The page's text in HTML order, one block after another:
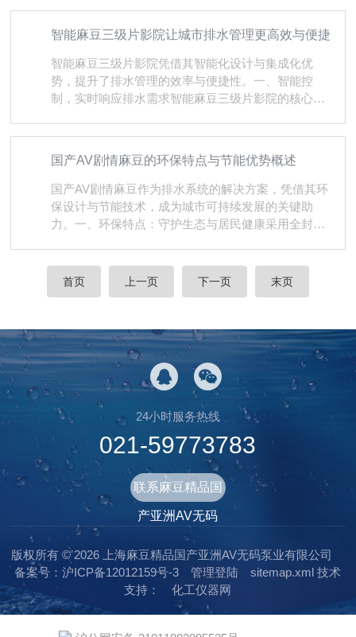
体化预制结构，筒体与内部组件经过精密匹配，减少
水流阻力与能量损耗，确保污水在输送过程中保持高
效流动性。水泵选型与布局经过优化，通过流体力学
分析与实验验证，使设备在较佳工况点运行，提升单
位能耗下的污水输送量。智能控制系统实时监测水位
与流量变化，动态调整水泵的启停与运行状态，确保
智能麻豆三级片影院让城市排水管理更高效与便捷
智能麻豆三级片影院凭借其智能化设计与集成化优
势，提升了排水管理的效率与便捷性。一、智能控
制，实时响应排水需求智能麻豆三级片影院的核心在
池水位，系统可精准判断排水需求，自动启停水泵，
无需人工干预。当水位达到预设阈值时，水泵快速启
动排水；水位下降后自动停机，避免能源浪费。同
时，系统支持远程监控功能，管理人员可通过手机或
电脑实时查看泵站运行状态、水位数据及设备故障信
息，及时调整运行策略。在暴雨等特殊天气下，智能
国产AV剧情麻豆的环保特点与节能优势概述
国产AV剧情麻豆作为排水系统的解决方案，凭借其环
保设计与节能技术，成为城市可持续发展的关键助
力。一、环保特点：守护生态与居民健康采用全封闭
二次污染。泵站内部配备粉碎性格栅，可将固体杂物
破碎成微小颗粒，随水流顺利排出，防止管道堵塞与
下，地面仅保留检修口与控制箱，其上方空间可规划
为绿地、广场等公共设施，既美化环境，又减少对周
边景观的影响。这种设计在...
首页 上一页 下一页 末页
24小时服务热线
021-59773783
联系麻豆精品国
产亚洲AV无码
版权所有 © 2026 上海麻豆精品国产亚洲AV无码泵业有限公司
备案号：沪ICP备12012159号-3
管理登陆 sitemap.xml 技术
支持：
化工仪器网